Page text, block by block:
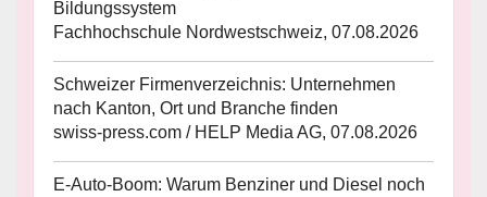
Bildungssystem
Fachhochschule Nordwestschweiz, 07.08.2026
Schweizer Firmenverzeichnis: Unternehmen
nach Kanton, Ort und Branche finden
swiss-press.com / HELP Media AG, 07.08.2026
E-Auto-Boom: Warum Benziner und Diesel noch